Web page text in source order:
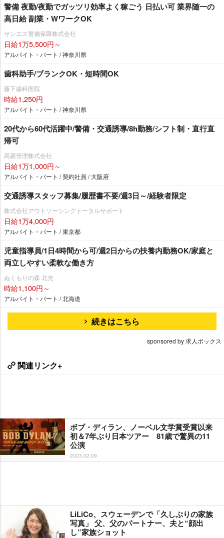
警備 夜勤/夜勤でガッツリ効率よく稼ごう 日払い可 業界随一の
高日給 副業・WワークOK
サンエス警備保障株式会社
日給1万5,500円～
アルバイト・パート / 神奈川県
歯科助手/ブランクOK・短時間OK
藤下歯科医院
時給1,250円
アルバイト・パート / 神奈川県
20代から60代活躍中/警備・交通誘導/8h勤務/シフト制・直行直
帰可
髙菱管理株式会社
日給1万1,000円～
アルバイト・パート / 契約社員 / 大阪府
交通誘導スタッフ募集/履歴書不要/週3日～/経験者限定
株式会社アウトソーシングトータルサポート
日給1万4,000円
アルバイト・パート / 東京都
児童指導員/1日4時間から可/週2日からの扶養内勤務OK/家庭と
両立しやすい柔軟な働き方
ぬくもりの森 北光
時給1,100円～
アルバイト・パート / 北海道
続きはこちら
sponsored by 求人ボックス
関連リンク+
ボブ・ディラン、ノーベル文学賞受賞以来
初＆7年ぶり日本ツアー 81歳で驚異の11
公演
2023-02-09
LiLiCo、スウェーデンで「久しぶりの家族
写真」 父、父のパートナー、夫と“顔出
し”家族ショット